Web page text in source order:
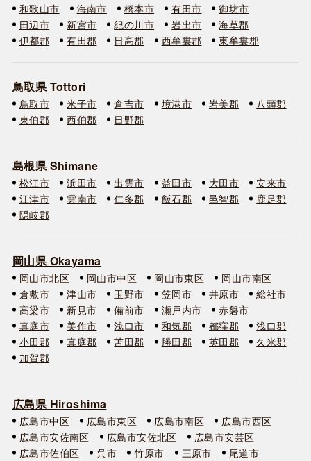
和歌山市 海南市 橋本市 有田市
御坊市
田辺市
新宮市 紀の川市 岩出市
海草郡
伊都郡
有田郡 日高郡 西牟婁郡 東牟婁郡
鳥取県 Tottori
鳥取市 米子市 倉吉市 境港市 岩美郡
八頭郡
東伯郡
西伯郡 日野郡
島根県 Shimane
松江市 浜田市 出雲市 益田市 大田市
安来市
江津市
雲南市 仁多郡 飯石郡 邑智郡
鹿足郡
隠岐郡
岡山県 Okayama
岡山市北区 岡山市中区 岡山市東区
岡山市南区
倉敷市
津山市 玉野市 笠岡市 井原市
総社市
高梁市
新見市 備前市 瀬戸内市
赤磐市
真庭市
美作市 浅口市 和気郡 都窪郡
浅口郡
小田郡
真庭郡 苫田郡 勝田郡 英田郡
久米郡
加賀郡
広島県 Hiroshima
広島市中区 広島市東区 広島市南区
広島市西区
広島市安佐南区
広島市安佐北区
広島市安芸区
広島市佐伯区
呉市 竹原市 三原市 尾道市